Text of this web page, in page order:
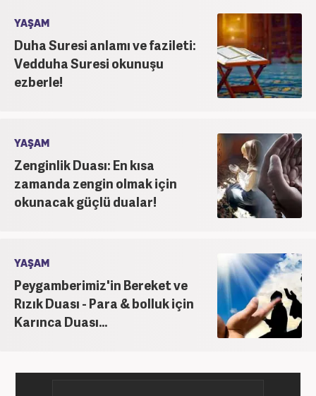
YAŞAM
Duha Suresi anlamı ve fazileti:
Vedduha Suresi okunuşu
ezberle!
YAŞAM
Zenginlik Duası: En kısa
zamanda zengin olmak için
okunacak güçlü dualar!
YAŞAM
Peygamberimiz'in Bereket ve
Rızık Duası - Para & bolluk için
Karınca Duası...